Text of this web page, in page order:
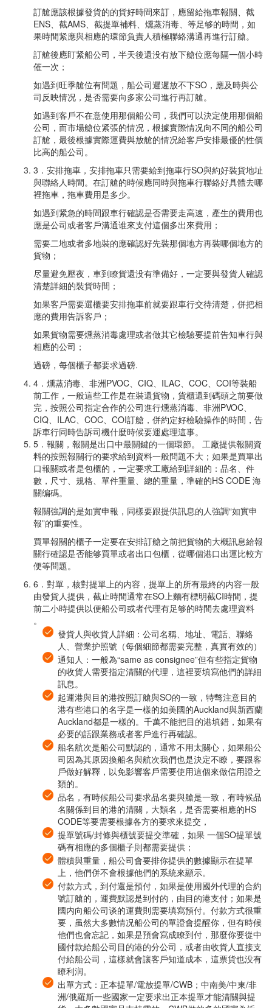
訂艙應該根據發貨的的貨好時間來訂，應留給拖車報關、截
ENS、截AMS、截提單補料、燻蒸消毒、等足够的時間，如
果時間紧應與相應的環節負責人積極聯絡溝通再進行訂艙。
訂艙後應盯紧船公司，半天後還没有放下艙位應每隔一個小時
催一次；
如遇到旺季艙位有問題，船公司遲遲放不下SO，應及時與公
司反映情况，是否需要向多家公司進行再訂艙。
如遇到客戶不在意使用那個船公司，我們可以決定使用那個船
公司，而市場艙位紧張的情况，根據實際情况向不同的船公司
訂艙，最後根據實際運費與放艙的情况給客戶安排最優的性價
比高的船公司。
3．安排拖車，安排拖車只需要給到拖車行SO與約好裝貨地址
與聯絡人時間。在訂艙的時候應同時與拖車行聯絡好具體去哪
裡拖車，拖車費用是多少。
如遇到紧急的時間跟車行確認是否需要走高速，產生的費用也
應是公司或者客戶溝通谁來支付這個多出來費用；
需要二地或者多地裝的應確認好先裝那個地方再裝哪個地方的
貨物；
尽量避免壓夜，車到瞭貨還没有準備好，一定要與發貨人確認
清楚詳細的裝貨時間；
如果客戶需要選櫃要安排拖車前就要跟車行交待清楚，併把相
應的費用告訴客戶；
如果貨物需要燻蒸消毒處理或者做其它檢驗要提前告知車行與
相應的公司；
過磅，每個櫃子都要求過磅.
4．燻蒸消毒、非洲PVOC、CIQ、ILAC、COC、COI等裝船
前工作，一般這些工作是在裝還貨物，貨櫃還到碼頭之前要做
完，按照公司指定合作的公司進行燻蒸消毒、非洲PVOC、
CIQ、ILAC、COC、COI訂艙，併約定好檢驗操作的時間，告
訴車行同時告訴司機什麼時候要運處理這事。
5．報關，報關是出口中最關鍵的一個環節。 工廠提供報關資
料的按照報關行的要求給到資料一般問題不大；如果是買單出
口報關或者是包櫃的，一定要求工廠給到詳細的：品名、件
數，尺寸、規格、單件重量、總的重量，準確的HS CODE 海
關编碼。
報關強調的是如實申報，同樣要跟提供訊息的人強調“如實申
報”的重要性。
買單報關的櫃子一定要在安排訂艙之前把貨物的大概訊息給報
關行確認是否能够買單或者出口包櫃，從哪個港口出運比較方
便等問題。
6．對單，核對提單上的内容，提單上的所有最終的内容一般
由發貨人提供，截止時間通常在SO上麵有標明截CI時間，提
前二小時提供以便船公司或者代理有足够的時間去處理資料
。
發貨人與收貨人詳細：公司名稱、地址、電話、聯絡
人、營業护照號（每個細節都需要完整，真實有效的）
通知人：一般為“same as consignee”但有些指定貨物
的收貨人需要指定清關的代理，這裡要填寫他們的詳細
訊息。
起運港與目的港按照訂艙與SO的一致，特彆注意目的
港有些港口的名字是一樣的如美國的Auckland與新西蘭
Auckland都是一樣的。千萬不能把目的港填錯，如果有
必要的話跟業務或者客戶進行再確認。
船名航次是船公司默認的，通常不用太關心，如果船公
司因為其原因換船名與航次我們也是決定不瞭，要跟客
戶做好解釋，以免影響客戶需要使用這個來做信用證之
類的。
品名，有時候船公司要求品名要與艙是一致，有時候品
名關係到目的港的清關，大類名，是否需要相應的HS
CODE等要需要根據各方的要求來提交，
提單號碼/封條與櫃號要提交準確，如果 一個SO提單號
碼有相應的多個櫃子則都需要提供；
體積與重量，船公司會要排你提供的數據顯示在提單
上，他們併不會根據他們的系統來顯示。
付款方式，到付還是預付，如果是使用國外代理的合約
號訂艙的，運費默認是到付的，由目的港支付；如果是
國内向船公司谈的運費則需要填寫預付。付款方式很重
要，虽然大多數情况船公司的單證會提醒你，但有時候
他們也會忘記，如果是預會寫成瞭到付，那麼你要從中
國付款給船公司目的港的分公司，或者由收貨人直接支
付給船公司，這樣就會讓客戶知道成本，這票貨也没有
瞭利润。
出單方式：正本提單/電放提單/CWB；中南美/中東/非
洲/俄羅斯一些國家一定要求出正本提單才能清關與提